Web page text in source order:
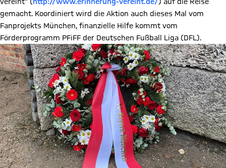
gemacht. Koordiniert wird die Aktion auch dieses Mal vom
Fanprojekts München, finanzielle Hilfe kommt vom
Förderprogramm PFiFF der Deutschen Fußball Liga (DFL).